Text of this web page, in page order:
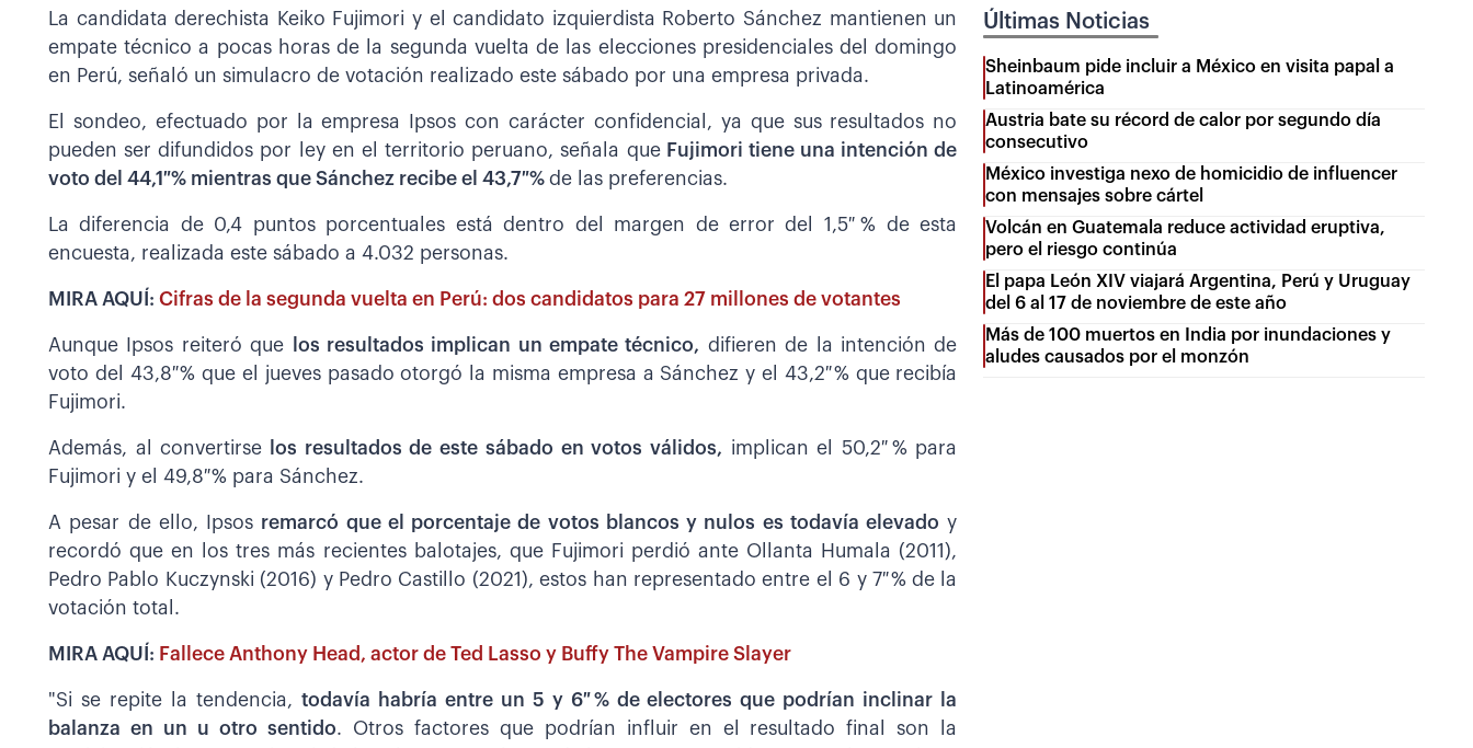
La candidata derechista Keiko Fujimori y el candidato izquierdista Roberto Sánchez mantienen un
empate técnico a pocas horas de la segunda vuelta de las elecciones presidenciales del domingo
en Perú, señaló un simulacro de votación realizado este sábado por una empresa privada.
El sondeo, efectuado por la empresa Ipsos con carácter confidencial, ya que sus resultados no
pueden ser difundidos por ley en el territorio peruano, señala queFujimori tiene una intención de
voto del 44,1 % mientras que Sánchez recibe el 43,7 % de las preferencias.
La diferencia de 0,4 puntos porcentuales está dentro del margen de error del 1,5 % de esta
encuesta, realizada este sábado a 4.032 personas.
MIRA AQUÍ: Cifras de la segunda vuelta en Perú: dos candidatos para 27 millones de votantes
Aunque Ipsos reiteró que los resultados implican un empate técnico, difieren de la intención de
voto del 43,8 % que el jueves pasado otorgó la misma empresa a Sánchez y el 43,2 % que recibía
Fujimori.
Además, al convertirse los resultados de este sábado en votos válidos, implican el 50,2 % para
Fujimori y el 49,8 % para Sánchez.
A pesar de ello, Ipsos remarcó que el porcentaje de votos blancos y nulos es todavía elevado y
recordó que en los tres más recientes balotajes, que Fujimori perdió ante Ollanta Humala (2011),
Pedro Pablo Kuczynski (2016) y Pedro Castillo (2021), estos han representado entre el 6 y 7 % de la
votación total.
MIRA AQUÍ: Fallece Anthony Head, actor de Ted Lasso y Buffy The Vampire Slayer
"Si se repite la tendencia, todavía habría entre un 5 y 6 % de electores que podrían inclinar la
balanza en un u otro sentido. Otros factores que podrían influir en el resultado final son la
Últimas Noticias
Sheinbaum pide incluir a México en visita papal a
Latinoamérica
Austria bate su récord de calor por segundo día
consecutivo
México investiga nexo de homicidio de influencer
con mensajes sobre cártel
Volcán en Guatemala reduce actividad eruptiva,
pero el riesgo continúa
El papa León XIV viajará Argentina, Perú y Uruguay
del 6 al 17 de noviembre de este año
Más de 100 muertos en India por inundaciones y
aludes causados por el monzón